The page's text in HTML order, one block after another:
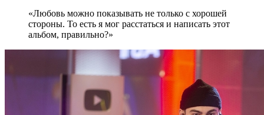
«Любовь можно показывать не только с хорошей
стороны. То есть я мог расстаться и написать этот
альбом, правильно?»